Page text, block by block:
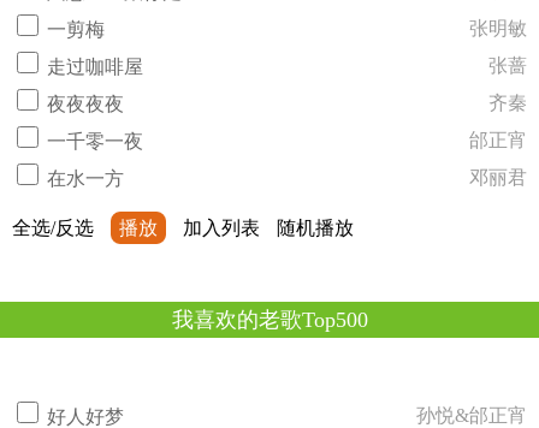
一剪梅
张明敏
走过咖啡屋
张蔷
夜夜夜夜
齐秦
一千零一夜
邰正宵
在水一方
邓丽君
全选/反选 播放 加入列表 随机播放
我喜欢的老歌Top500
好人好梦
孙悦&邰正宵